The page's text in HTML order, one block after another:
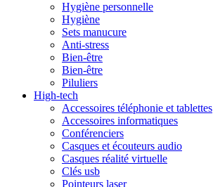
Hygiène personnelle
Hygiène
Sets manucure
Anti-stress
Bien-être
Bien-être
Piluliers
High-tech
Accessoires téléphonie et tablettes
Accessoires informatiques
Conférenciers
Casques et écouteurs audio
Casques réalité virtuelle
Clés usb
Pointeurs laser